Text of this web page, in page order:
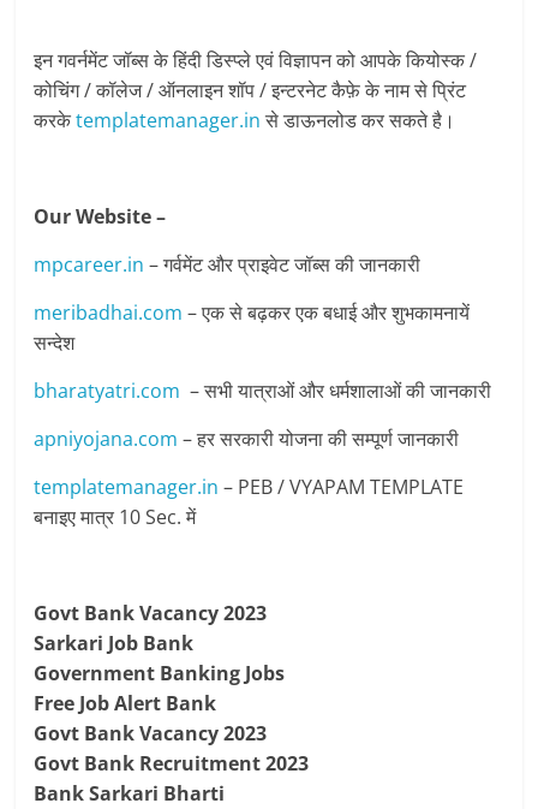
इन गवर्नमेंट जॉब्स के हिंदी डिस्प्ले एवं विज्ञापन को आपके कियोस्क /
कोचिंग / कॉलेज / ऑनलाइन शॉप / इन्टरनेट कैफ़े के नाम से प्रिंट
करकेtemplatemanager.inसे डाऊनलोड कर सकते है।
Our Website –
mpcareer.in – गर्वमेंट और प्राइवेट जॉब्‍स की जानकारी
meribadhai.com – एक से बढ़कर एक बधाई और शुभकामनायें
सन्देश
bharatyatri.com – सभी यात्राओं और धर्मशालाओं की जानकारी
apniyojana.com – हर सरकारी योजना की सम्पूर्ण जानकारी
templatemanager.in – PEB / VYAPAM TEMPLATE
बनाइए मात्र 10 Sec. में
Govt Bank Vacancy 2023
Sarkari Job Bank
Government Banking Jobs
Free Job Alert Bank
Govt Bank Vacancy 2023
Govt Bank Recruitment 2023
Bank Sarkari Bharti